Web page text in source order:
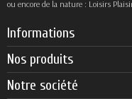
ou encore de la nature : Loisirs
Informations
Nos produits
Notre société